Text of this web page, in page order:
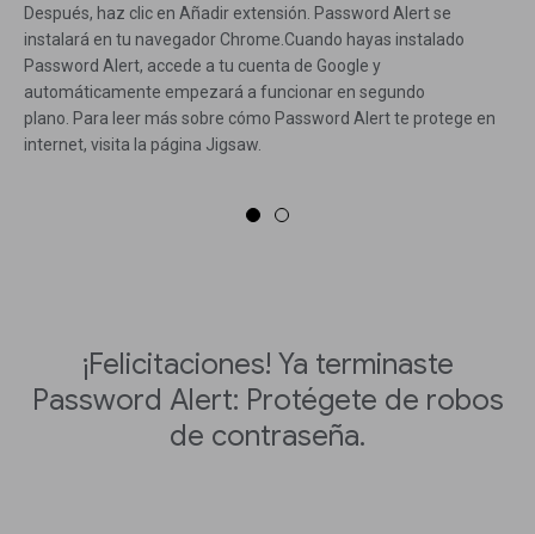
Después, haz clic en Añadir extensión. Password Alert se
instalará en tu navegador Chrome.Cuando hayas instalado
Password Alert, accede a tu cuenta de Google y
automáticamente empezará a funcionar en segundo
plano. Para leer más sobre cómo Password Alert te protege en
internet, visita la página Jigsaw.
¡Felicitaciones! Ya terminaste
Password Alert: Protégete de robos
de contraseña.